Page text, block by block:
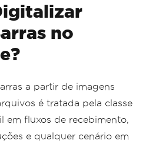
no
a partir de imagens
é tratada pela classe
em fluxos de recebimento,
e qualquer cenário em